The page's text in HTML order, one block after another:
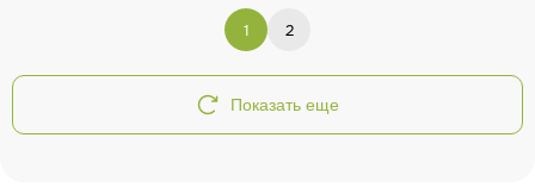
1 2
Показать еще